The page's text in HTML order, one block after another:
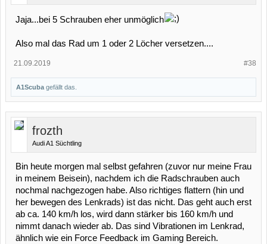
Jaja...bei 5 Schrauben eher unmöglich
Also mal das Rad um 1 oder 2 Löcher versetzen....
#38
21.09.2019
A1Scuba gefällt das.
frozth
Audi A1 Süchtling
Bin heute morgen mal selbst gefahren (zuvor nur meine Frau
in meinem Beisein), nachdem ich die Radschrauben auch
nochmal nachgezogen habe. Also richtiges flattern (hin und
her bewegen des Lenkrads) ist das nicht. Das geht auch erst
ab ca. 140 km/h los, wird dann stärker bis 160 km/h und
nimmt danach wieder ab. Das sind Vibrationen im Lenkrad,
ähnlich wie ein Force Feedback im Gaming Bereich.